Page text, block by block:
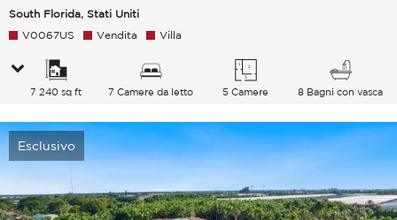
South Florida, Stati Uniti
V0067US Vendita Villa
7 240 sq ft 7 Camere da letto 5 Camere 8 Bagni con vasca
Esclusivo